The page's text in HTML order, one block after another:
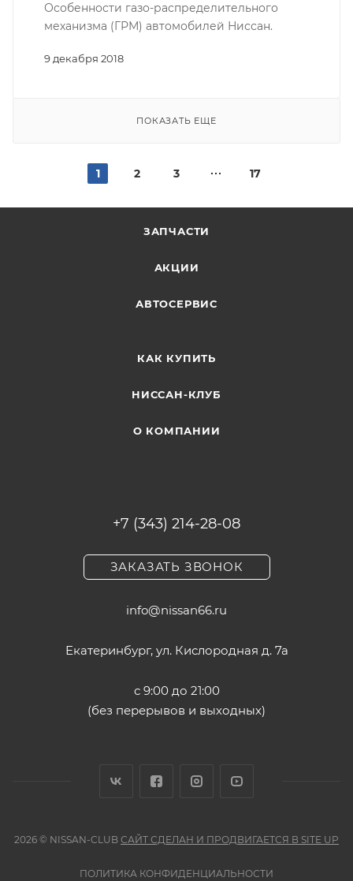
9 декабря 2018
Особенности газо-распределительного
механизма (ГРМ) автомобилей Ниссан.
ПОКАЗАТЬ ЕЩЕ
1 2 3 17
ЗАПЧАСТИ
АКЦИИ
АВТОСЕРВИС
КАК КУПИТЬ
НИССАН-КЛУБ
О КОМПАНИИ
+7 (343) 214-28-08
ЗАКАЗАТЬ ЗВОНОК
info@nissan66.ru
Екатеринбург, ул. Кислородная д. 7а
с 9:00 до 21:00
(без перерывов и выходных)
2026 © NISSAN-CLUB САЙТ СДЕЛАН И ПРОДВИГАЕТСЯ В SITE UP
ПОЛИТИКА КОНФИДЕНЦИАЛЬНОСТИ